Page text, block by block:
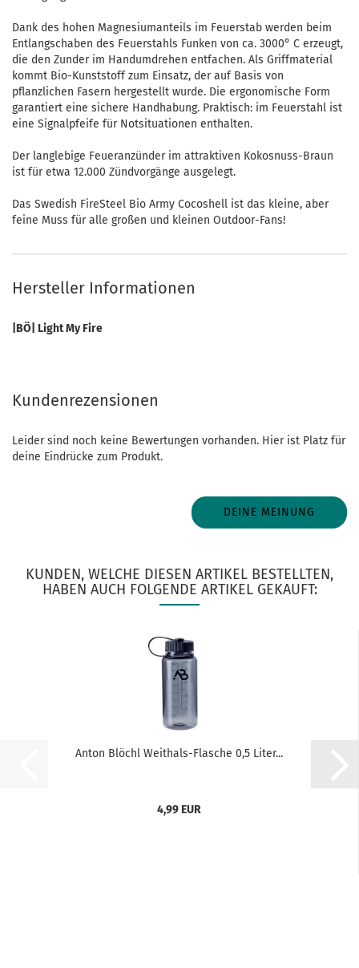
Dank des hohen Magnesiumanteils im Feuerstab werden beim
Entlangschaben des Feuerstahls Funken von ca. 3000° C erzeugt,
die den Zunder im Handumdrehen entfachen. Als Griffmaterial
kommt Bio-Kunststoff zum Einsatz, der auf Basis von
pflanzlichen Fasern hergestellt wurde. Die ergonomische Form
garantiert eine sichere Handhabung. Praktisch: im Feuerstahl ist
eine Signalpfeife für Notsituationen enthalten.
Der langlebige Feueranzünder im attraktiven Kokosnuss-Braun
ist für etwa 12.000 Zündvorgänge ausgelegt.
Das Swedish FireSteel Bio Army Cocoshell ist das kleine, aber
feine Muss für alle großen und kleinen Outdoor-Fans!
Hersteller Informationen
|BÖ| Light My Fire
Kundenrezensionen
Leider sind noch keine Bewertungen vorhanden. Hier ist Platz für
deine Eindrücke zum Produkt.
DEINE MEINUNG
KUNDEN, WELCHE DIESEN ARTIKEL BESTELLTEN,
HABEN AUCH FOLGENDE ARTIKEL GEKAUFT:
Anton Blöchl Weithals-Flasche 0,5 Liter...
4,99 EUR